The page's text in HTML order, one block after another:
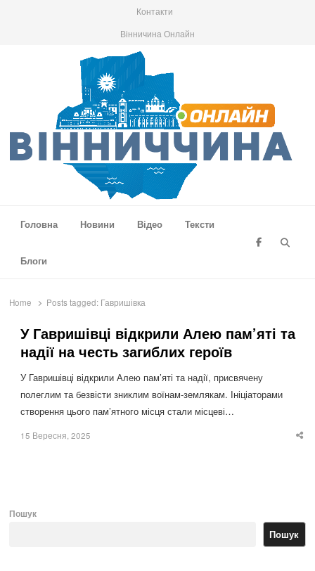
Контакти
Вінничина Онлайн
Головна
Новини Відео Тексти
Блоги
Home Posts tagged: Гавришівка
У Гавришівці відкрили Алею пам’яті та
надії на честь загиблих героїв
У Гавришівці відкрили Алею пам’яті та надії, присвячену
полеглим та безвісти зниклим воїнам-землякам. Ініціаторами
створення цього пам’ятного місця стали місцеві…
15 Вересня, 2025
Пошук
Пошук